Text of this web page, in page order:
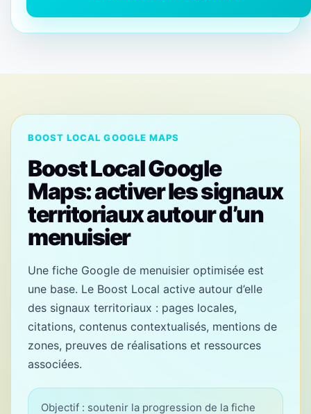
BOOST LOCAL GOOGLE MAPS
Boost Local Google
Maps: activer les signaux
territoriaux autour d’un
menuisier
Une fiche Google de menuisier optimisée est
une base. Le Boost Local active autour d’elle
des signaux territoriaux : pages locales,
citations, contenus contextualisés, mentions de
zones, preuves de réalisations et ressources
associées.
Objectif : soutenir la progression de la fiche